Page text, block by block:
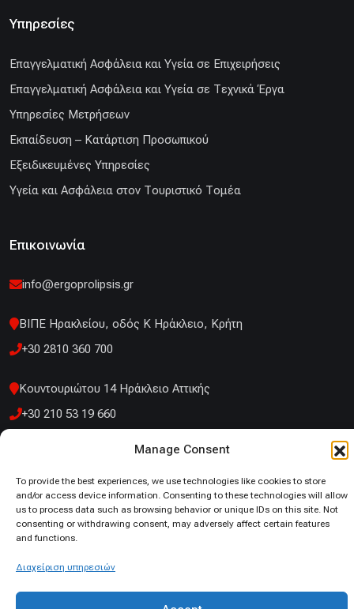
Manage Consent
To provide the best experiences, we use technologies like cookies to store
and/or access device information. Consenting to these technologies will allow
us to process data such as browsing behavior or unique IDs on this site. Not
consenting or withdrawing consent, may adversely affect certain features
and functions.
Διαχείριση υπηρεσιών
Υπηρεσίες
Επαγγελματική Ασφάλεια και Υγεία σε Επιχειρήσεις
Επαγγελματική Ασφάλεια και Υγεία σε Τεχνικά Έργα
Υπηρεσίες Μετρήσεων
Εκπαίδευση – Κατάρτιση Προσωπικού
Εξειδικευμένες Υπηρεσίες
Υγεία και Ασφάλεια στον Τουριστικό Τομέα
Επικοινωνία
info@ergoprolipsis.gr
ΒΙΠΕ Ηρακλείου, οδός Κ Ηράκλειο, Κρήτη
+30 2810 360 700
Κουντουριώτου 14 Ηράκλειο Αττικής
+30 210 53 19 660
© 2026. All Rights Reserved
Πολιτική Απορρήτου